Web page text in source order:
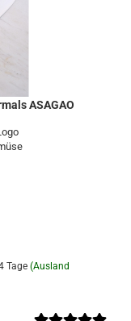
ASAGAO
Tage (Ausland